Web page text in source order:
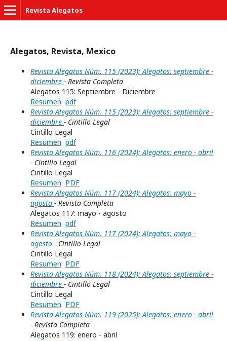
Revista Alegatos
Alegatos, Revista, Mexico
Revista Alegatos Núm. 115 (2023): Alegatos: septiembre -
diciembre - Revista Completa
Alegatos 115: Septiembre - Diciembre
Resumen pdf
Revista Alegatos Núm. 115 (2023): Alegatos: septiembre -
diciembre - Cintillo Legal
Cintillo Legal
Resumen pdf
Revista Alegatos Núm. 116 (2024): Alegatos: enero - abril
- Cintillo Legal
Cintillo Legal
Resumen PDF
Revista Alegatos Núm. 117 (2024): Alegatos: mayo -
agosto - Revista Completa
Alegatos 117: mayo - agosto
Resumen pdf
Revista Alegatos Núm. 117 (2024): Alegatos: mayo -
agosto - Cintillo Legal
Cintillo Legal
Resumen PDF
Revista Alegatos Núm. 118 (2024): Alegatos: septiembre -
diciembre - Cintillo Legal
Cintillo Legal
Resumen PDF
Revista Alegatos Núm. 119 (2025): Alegatos: enero - abril
- Revista Completa
Alegatos 119: enero - abril